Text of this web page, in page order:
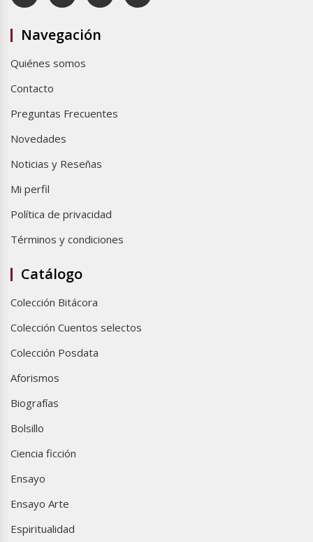
Navegación
Quiénes somos
Contacto
Preguntas Frecuentes
Novedades
Noticias y Reseñas
Mi perfil
Política de privacidad
Términos y condiciones
Catálogo
Colección Bitácora
Colección Cuentos selectos
Colección Posdata
Aforismos
Biografías
Bolsillo
Ciencia ficción
Ensayo
Ensayo Arte
Espiritualidad